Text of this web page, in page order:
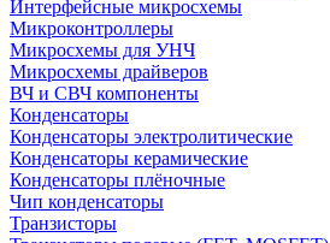
Интерфейсные микросхемы
Микроконтроллеры
Микросхемы для УНЧ
Микросхемы драйверов
ВЧ и СВЧ компоненты
Конденсаторы
Конденсаторы электролитические
Конденсаторы керамические
Конденсаторы плёночные
Чип конденсаторы
Транзисторы